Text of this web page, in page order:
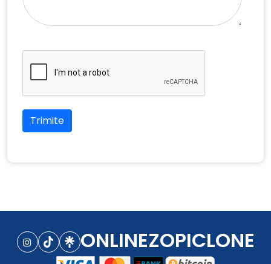
Trimite
ONLINEZOPICLONE